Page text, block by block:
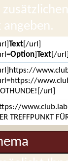
angeben.
Text[/url]
Option]Text[/
url]
TREFFPUNKT